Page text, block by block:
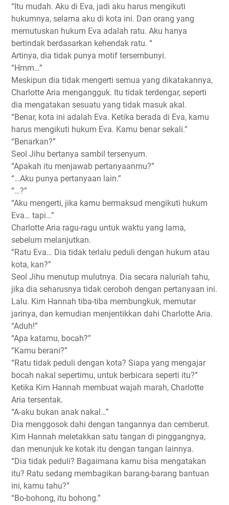
“Itu mudah. Aku di Eva, jadi aku harus mengikuti
hukumnya, selama aku di kota ini. Dan orang yang
memutuskan hukum Eva adalah ratu. Aku hanya
bertindak berdasarkan kehendak ratu. “
Artinya, dia tidak punya motif tersembunyi.
“Hmm…”
Meskipun dia tidak mengerti semua yang dikatakannya,
Charlotte Aria mengangguk. Itu tidak terdengar, seperti
dia mengatakan sesuatu yang tidak masuk akal.
“Benar, kota ini adalah Eva. Ketika berada di Eva, kamu
harus mengikuti hukum Eva. Kamu benar sekali.”
“Benarkan?”
Seol Jihu bertanya sambil tersenyum.
“Apakah itu menjawab pertanyaanmu?”
“…Aku punya pertanyaan lain.”
“…?”
“Aku mengerti, jika kamu bermaksud mengikuti hukum
Eva… tapi…”
Charlotte Aria ragu-ragu untuk waktu yang lama,
sebelum melanjutkan.
“Ratu Eva… Dia tidak terlalu peduli dengan hukum atau
kota, kan?”
Seol Jihu menutup mulutnya. Dia secara naluriah tahu,
jika dia seharusnya tidak ceroboh dengan pertanyaan ini.
Lalu. Kim Hannah tiba-tiba membungkuk, memutar
jarinya, dan kemudian menjentikkan dahi Charlotte Aria.
“Aduh!”
“Apa katamu, bocah?”
“Kamu berani?”
“Ratu tidak peduli dengan kota? Siapa yang mengajar
bocah nakal sepertimu, untuk berbicara seperti itu?”
Ketika Kim Hannah membuat wajah marah, Charlotte
Aria tersentak.
“A-aku bukan anak nakal…”
Dia menggosok dahi dengan tangannya dan cemberut.
Kim Hannah meletakkan satu tangan di pinggangnya,
dan menunjuk ke kotak itu dengan tangan lainnya.
“Dia tidak peduli? Bagaimana kamu bisa mengatakan
itu? Ratu sedang membagikan barang-barang bantuan
ini, kamu tahu?”
“Bo-bohong, itu bohong.”